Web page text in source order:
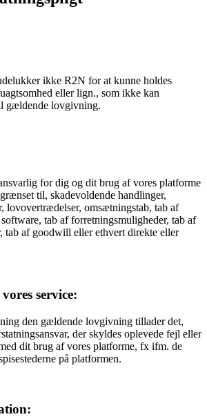
ikke R2N for at kunne holdes
eller lign., som ikke kan
gældende lovgivning.
for dig og dit brug af vores platforme
til, skadevoldende handlinger,
lovovertrædelser, omsætningstab, tab af
tab af forretningsmuligheder, tab af
tab af goodwill eller ethvert direkte eller
service:
den gældende lovgivning tillader det,
der skyldes oplevede fejl eller
dit brug af vores platforme, fx ifm. de
på platformen.